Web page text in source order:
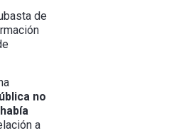
de
no
a